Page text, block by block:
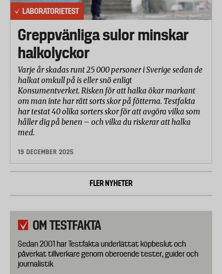
LABORATORIETEST
Greppvänliga sulor minskar
halkolyckor
Varje år skadas runt 25 000 personer i Sverige sedan de
halkat omkull på is eller snö enligt
Konsumentverket. Risken för att halka ökar markant
om man inte har rätt sorts skor på fötterna. Testfakta
har testat 40 olika sorters skor för att avgöra vilka som
håller dig på benen – och vilka du riskerar att halka
med.
19 DECEMBER 2025
FLER NYHETER
OM TESTFAKTA
Sedan 2001 har Testfakta underlättat köpbeslut och
påverkat tillverkare genom oberoende tester, guider och
journalistik.